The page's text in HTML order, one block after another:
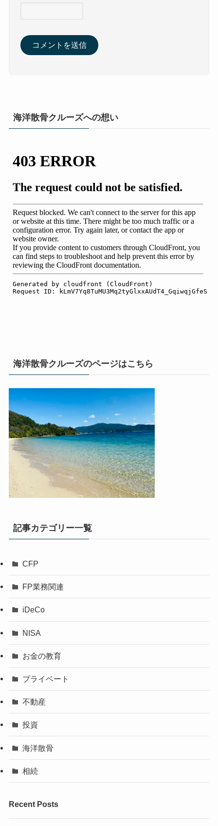
海洋散骨クルーズへの想い
海洋散骨クルーズのページはこちら
記事カテゴリー一覧
CFP
FP業務関連
iDeCo
NISA
お金の教育
プライベート
不動産
投資
海洋散骨
相続
Recent Posts